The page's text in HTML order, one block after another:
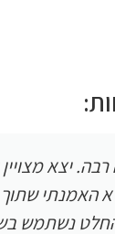
יצא
האמנתי שתוך
נשתמש